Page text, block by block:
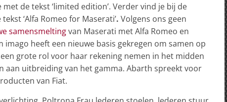
de tekst ‘limited edition’. Verder vind je bij de
‘Alfa Romeo for Maserati’. Volgens ons geen
samensmeltingvan Maserati met Alfa Romeo en
heeft een nieuwe basis gekregen om samen op
grote rol voor haar rekening nemen in het midden
aan uitbreiding van het gamma. Abarth spreekt voor
van Fiat.